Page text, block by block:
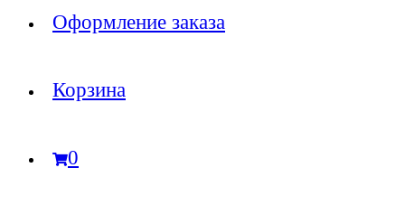
Оформление заказа
Корзина
0